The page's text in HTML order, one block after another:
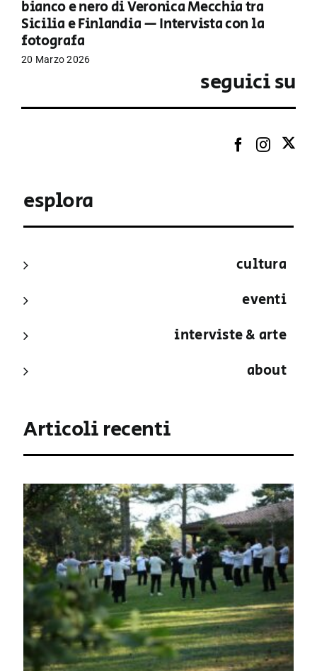
bianco e nero di Veronica Mecchia tra
Sicilia e Finlandia — Intervista con la
fotografa
20 Marzo 2026
seguici su
esplora
cultura
eventi
interviste & arte
about
Articoli recenti